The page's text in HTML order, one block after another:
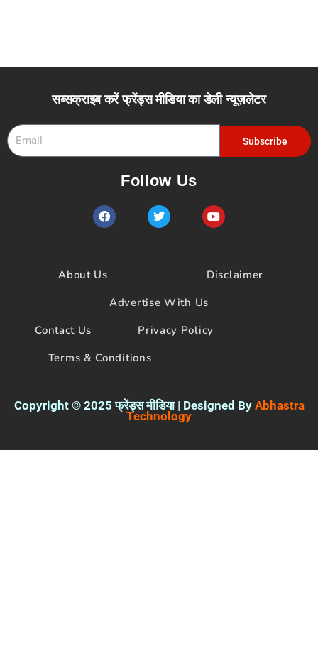
सब्सक्राइब करें फ्रेंड्स मीडिया का डेली न्यूज़लेटर
Subscribe
Follow Us
F
a
c
o
T
w
i
Y
o
u
e
About Us
Disclaimer
Advertise With Us
Contact Us
Privacy Policy
Terms & Conditions
Copyright © 2025 फ्रेंड्स मीडिया | Designed By Abhastra
Technology